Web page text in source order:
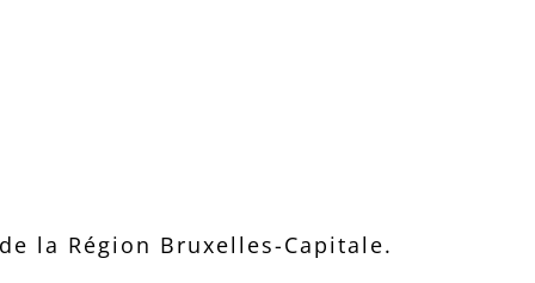
la Région Bruxelles-Capitale.